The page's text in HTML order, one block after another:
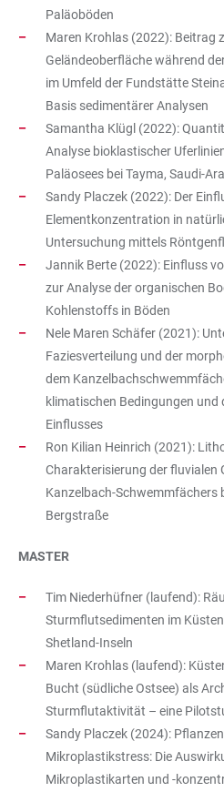
Paläoböden
Maren Krohlas (2022): Beitrag
Geländeoberfläche während
im Umfeld der Fundstätte
Basis sedimentärer Analysen
Samantha Klügl (2022):
Analyse bioklastischer
Paläosees bei Tayma, Saudi-
Sandy Placzek (2022): Der
Elementkonzentration in
Untersuchung mittels
Jannik Berte (2022): Einfluss
zur Analyse der organischen
Kohlenstoffs in Böden
Nele Maren Schäfer (2021):
Faziesverteilung und der
dem
klimatischen Bedingungen und
Einflusses
Ron Kilian Heinrich (2021):
Charakterisierung der fluvialen
Kanzelbach-Schwemmfächers
Bergstraße
MASTER
Tim Niederhüfner (laufend):
Sturmflutsedimenten im
Shetland-Inseln
Maren Krohlas (laufend):
Bucht (südliche Ostsee) als
Sturmflutaktivität – eine
Sandy Placzek (2024):
Mikroplastikstress: Die
Mikroplastikarten und -